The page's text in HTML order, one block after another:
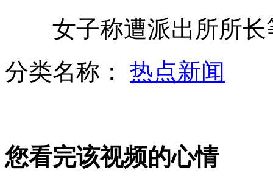
盘点伦敦奥运中国选手十大语录
铁警遭遇周克华殉职 案情详述
女子称遭派出所所长
分类名称： 热点新闻
您看完该视频的心情